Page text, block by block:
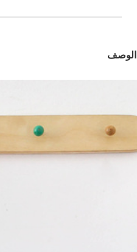
الوصف